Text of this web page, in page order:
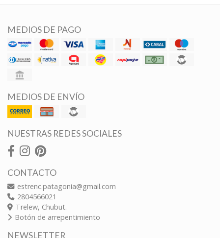
MEDIOS DE PAGO
MEDIOS DE ENVÍO
NUESTRAS REDES SOCIALES
CONTACTO
estrenc.patagonia@gmail.com
2804566021
Trelew, Chubut.
Botón de arrepentimiento
NEWSLETTER